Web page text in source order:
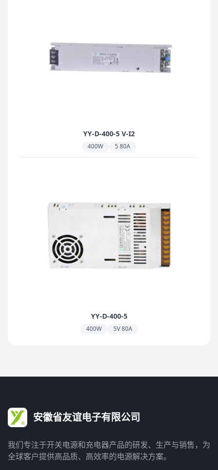
YY-D-400-5 V-I2
400W 5 80A
YY-D-400-5
400W 5V 80A
安徽省友谊电子有限公司
我们专注于开关电源和充电器产品的研发、生产与销售，为
全球客户提供高品质、高效率的电源解决方案。